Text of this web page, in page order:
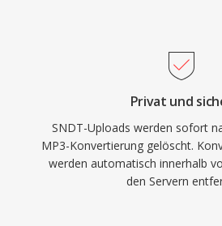
Privat und
SNDT-Uploads werden sofort
MP3-Konvertierung gelöscht.
werden automatisch innerhalb
den Servern